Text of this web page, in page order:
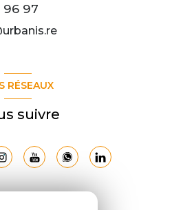
96 97
RÉSEAUX
suivre